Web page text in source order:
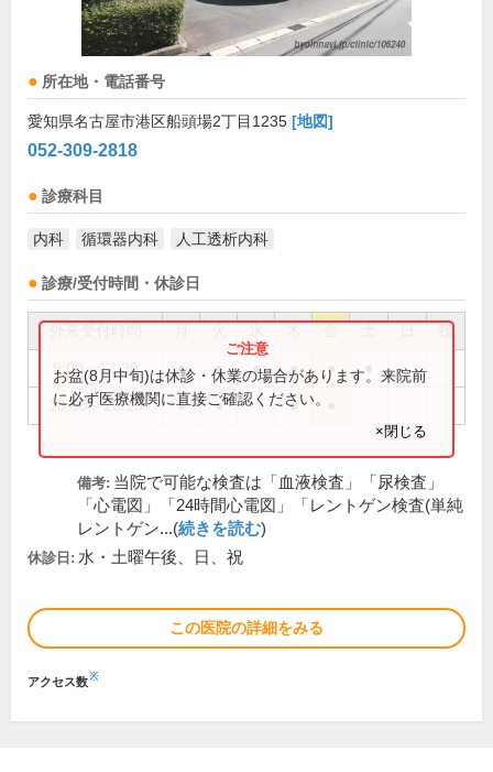
所在地・電話番号
愛知県名古屋市港区船頭場2丁目1235 [地図]
052-309-2818
診療科目
内科 循環器内科 人工透析内科
診療/受付時間・休診日
祝
9:00～12:30 ● ● ● ● ●
18:00～20:15 ● ● ●
お盆(8月中旬)は休診・休業の場合があります。来院前
に必ず医療機関に直接ご確認ください。
×閉じる
備考: 当院で可能な検査は「血液検査」「尿検査」
「心電図」「24時間心電図」「レントゲン検査(単純
レントゲン...(続きを読む)
休診日: 水・土曜午後、日、祝
この医院の詳細をみる
アクセス数※